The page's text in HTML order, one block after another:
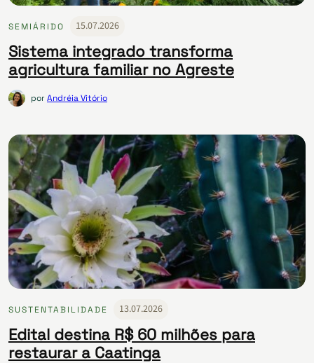
SEMIÁRIDO 15.07.2026
Sistema integrado transforma
agricultura familiar no Agreste
porAndréia Vitório
SUSTENTABILIDADE 13.07.2026
Edital destina R$ 60 milhões para
restaurar a Caatinga